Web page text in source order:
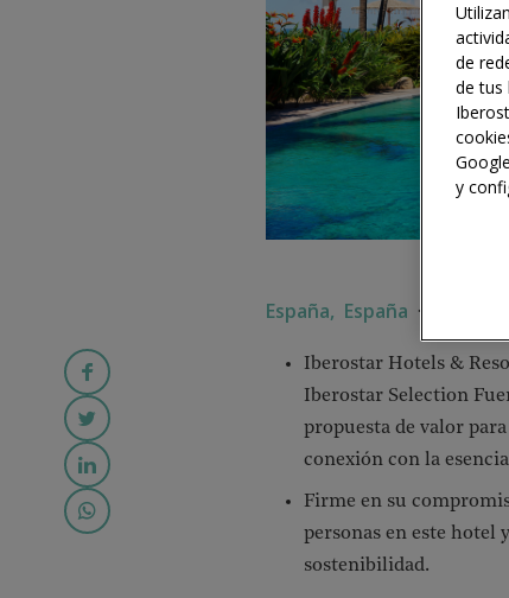
España, España ·
Iberostar Hotels &
Iberostar Selection
propuesta de valor
conexión con la
Firme en su
personas en este hotel
sostenibilidad.
de
de tus
y